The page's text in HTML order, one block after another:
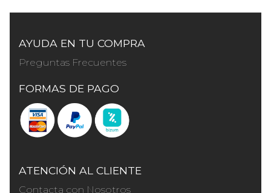
AYUDA EN TU COMPRA
Preguntas Frecuentes
FORMAS DE PAGO
ATENCIÓN AL CLIENTE
Contacta con Nosotros